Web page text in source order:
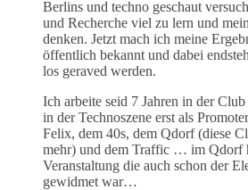
Berlins und techno geschaut
und Recherche viel zu lern und
denken. Jetzt mach ich meine
öffentlich bekannt und dabei
los geraved werden.
Ich arbeite seid 7 Jahren in der
in der Technoszene erst als
Felix, dem 40s, dem Qdorf (diese
mehr) und dem Traffic … im Qdorf
Veranstaltung die auch schon der
gewidmet war…